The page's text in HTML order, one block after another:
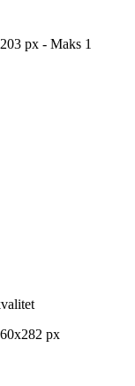
px - Maks 1
px